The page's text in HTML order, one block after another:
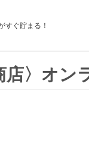
すぐ貯まる！
〉オン